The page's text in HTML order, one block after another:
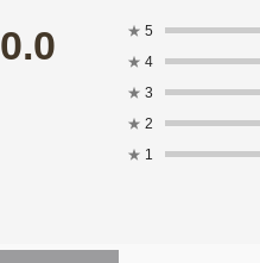
0.0 ★ 5
★ 4
★ 3
★ 2
★ 1